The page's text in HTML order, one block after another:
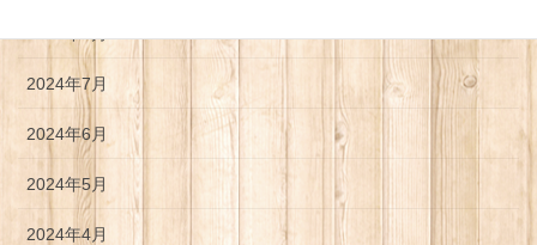
2024年7月
2024年6月
2024年5月
2024年4月